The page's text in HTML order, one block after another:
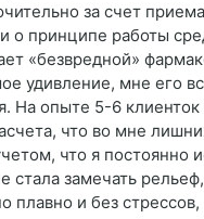
за счет
о принципе работы
«безвредной»
удивление, мне его
На опыте 5-6
что во мне
что я постоянно
стала замечать
плавно и без